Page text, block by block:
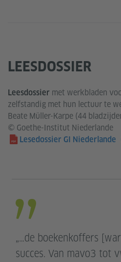
LEESDOSSIER
Leesdossier met werkbladen
zelfstandig met hun lectuur te
Beate Müller-Karpe (44
© Goethe-Institut Niederlande
Lesedossier GI Niederlande
„…de boekenkoffers
succes. Van mavo3 tot